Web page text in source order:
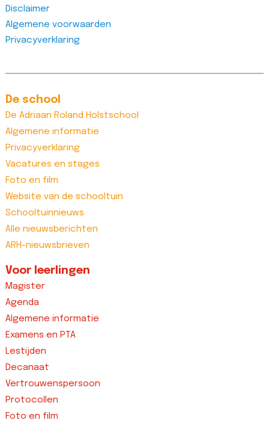
Disclaimer
Algemene voorwaarden
Privacyverklaring
De school
De Adriaan Roland Holstschool
Algemene informatie
Privacyverklaring
Vacatures en stages
Foto en film
Website van de schooltuin
Schooltuinnieuws
Alle nieuwsberichten
ARH-nieuwsbrieven
Voor leerlingen
Magister
Agenda
Algemene informatie
Examens en PTA
Lestijden
Decanaat
Vertrouwenspersoon
Protocollen
Foto en film